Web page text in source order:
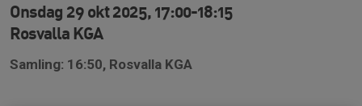
Onsdag 29 okt 2025, 17:00-18:15
Rosvalla KGA
Samling: 16:50, Rosvalla KGA